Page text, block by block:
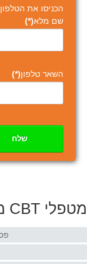
הכניסו את
שם מלא(*)
השאר טלפון(*)
שלח
מטפלי CBT מומלצים